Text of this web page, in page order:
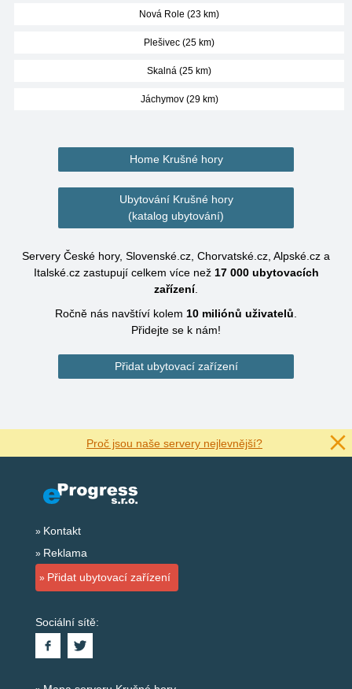
Nová Role (23 km)
Plešivec (25 km)
Skalná (25 km)
Jáchymov (29 km)
Home Krušné hory
Ubytování Krušné hory
(katalog ubytování)
Servery České hory, Slovenské.cz, Chorvatské.cz, Alpské.cz a
Italské.cz zastupují celkem více než 17 000ubytovacích
zařízení.
Ročně nás navštíví kolem 10 miliónů uživatelů
Přidejte se k nám!
Přidat ubytovací zařízení
Proč jsou naše servery nejlevnější?
Kontakt
Reklama
Přidat ubytovací zařízení
Sociální sítě: